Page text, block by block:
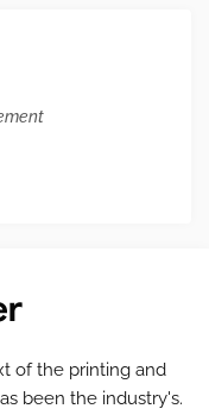
of the printing and
been the industry's.